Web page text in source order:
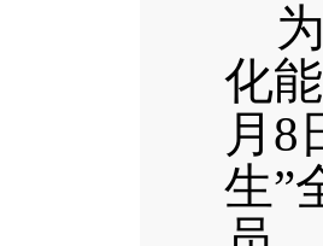
化
月 8
生”